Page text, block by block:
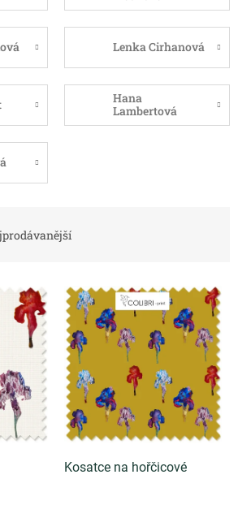
Lenka Cirhanová
Hana
Lambertová
Kosatce na hořčicové